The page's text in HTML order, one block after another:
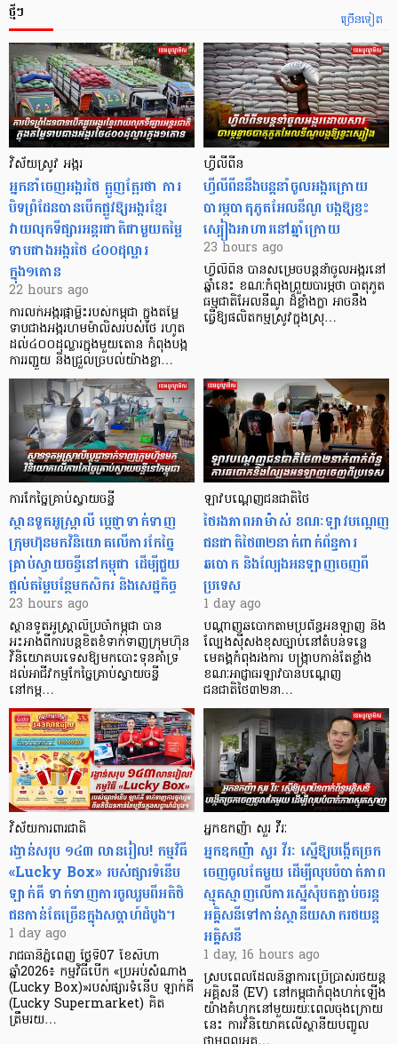
ច្រើនទៀត
ថ្មីៗ
វិស័យស្រូវ អង្ករ
អ្នកនាំចេញអង្ករថៃ ត្អូញត្អែរថា ការ
បិទព្រំដែនបានបើកផ្លូវឱ្យអង្ករខ្មែរ
វាយលុកទីផ្សារអន្តរជាតិជាមួយតម្លៃ
ទាបជាងអង្ករថៃ ៤០០ដុល្លារ
ក្នុង១តោន
22 hours ago
ការលក់អង្ករផ្កាម្លិះរបស់កម្ពុជា ក្នុងតម្លៃ
ទាបជាងអង្ករហមម៉ាលិសរបស់ថៃ រហូត
ដល់៤០០ដុល្លារក្នុងមួយតោន កំពុងបង្ក
ការរញ្ជួយ និងជ្រួលច្របល់យ៉ាងខ្លា…
ហ្វីលីពីន
ហ្វីលីពីននឹងបន្តនាំចូលអង្ករក្រោយ
បារម្ភបាតុភូតអែលនីណូ បង្កឱ្យខ្វះ
ស្បៀងអាហារនៅឆ្នាំក្រោយ
23 hours ago
ហ្វីលីពីន បាន​សម្រេចបន្តនាំចូលអង្ករនៅ
ឆ្នាំនេះ ខណៈកំពុងព្រួយបារម្ភថា បាតុភូត
ធម្មជាតិអែលនីណូ ដ៏ខ្លាំងក្លា​ អាចនឹង
ធ្វើឱ្យផលិតកម្មស្រូវក្នុងស្រុ…
ការកែច្នៃគ្រាប់ស្វាយចន្ទី
ស្ថានទូតអូស្ត្រាលី ប្តេជ្ញាទាក់ទាញ
ក្រុមហ៊ុនមក​វិនិយោគលើការកែច្នៃ
គ្រាប់ស្វាយចន្ទីនៅកម្ពុជា ដើម្បីជួយ
ផ្តល់តម្លៃបន្ថែមកសិករ និងសេដ្ឋកិច្ច
23 hours ago
ស្ថានទូតអូស្ត្រាលីប្រចាំកម្ពុជា បាន
អះអាងពីការបន្តខិតខំទាក់ទាញក្រុមហ៊ុន
វិនិយោគបរទេសឱ្យមកបោះទុនគាំទ្រ
ដល់អាជីវកម្មកែច្នៃគ្រាប់ស្វាយចន្ទី
នៅកម្ព…
ឡាវបណ្តេញជនជាតិថៃ
ថៃរងភាពអាម៉ាស់ ខណៈឡាវបណ្តេញ
ជនជាតិថៃ៣២នាក់ពាក់ព័ន្ធការ
ឆបោក និងល្បែងអនឡាញចេញពី
ប្រទេស
1 day ago
បណ្តាញឆបោកតាមប្រព័ន្ធអនឡាញ និង
ល្បែងស៊ីសងខុសច្បាប់នៅតំបន់ទន្លេ
មេគង្គកំពុងរងការ បង្ក្រាប​កាន់តែខ្លាំង
ខណៈអាជ្ញាធរឡាវបានបណ្តេញ
ជនជាតិថៃ៣២នា…
វិស័យការពារជាតិ
រង្វាន់សរុប ១៤៣ លានរៀល! កម្មវិធី
«Lucky Box» របស់ផ្សារទំនើប
ឡាក់គី ទាក់ទាញការចូលរួមពីអតិថិ
ជនកាន់តែច្រើនក្នុងសប្តាហ៍ដំបូង។
1 day ago
រាជធានីភ្នំពេញ ថ្ងៃទី07 ខែសីហា
ឆ្នាំ2026៖ កម្មវិធីបើក «ប្រអប់សំណាង
(Lucky Box)»របស់ផ្សារទំនើប ឡាក់គី
(Lucky Supermarket) គិត
ត្រឹមរយ…
អ្នកឧកញ៉ា សួរ វីរៈ
អ្នកឧកញ៉ា សួរ វីរៈ ស្នើឱ្យបង្កើតច្រក
ចេញចូលតែមួយ ដើម្បីលុបបំបាត់ភាព
ស្មុគស្មាញលើការស្នើសុំបតភ្ជាប់ចរន្ត
អគ្គិសនីទៅកាន់ស្ថានីយសាករថយន្ត
អគ្គិសនី
1 day, 16 hours ago
ស្របពេលដែលនិន្នាការប្រើប្រាស់រថយន្ត
អគ្គិសនី (EV) នៅកម្ពុជាកំពុងហក់ឡើង
យ៉ាងគំហុកនៅមួយរយៈពេលចុងក្រោយ
នេះ ការវិនិយោគលើស្ថានីយបញ្ចូល